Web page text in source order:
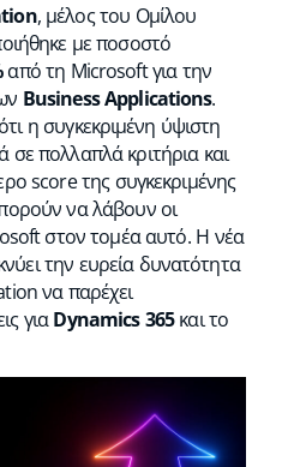
, μέλος του Ομίλου
με ποσοστό
από τη Microsoft για την
Business Applications.
η συγκεκριμένη ύψιστη
πολλαπλά κριτήρια και
score της συγκεκριμένης
να λάβουν οι
στον τομέα αυτό. Η νέα
την ευρεία δυνατότητα
να παρέχει
γιαDynamics 365και το